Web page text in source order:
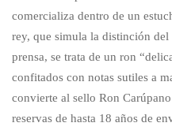
comercializa dentro de un
rey, que simula la distinción
prensa, se trata de un ron
confitados con notas sutiles a
convierte al sello Ron
reservas de hasta 18 años de